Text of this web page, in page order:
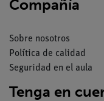
Compañía
Sobre nosotros
Política de calidad
Seguridad en el aula
Tenga en